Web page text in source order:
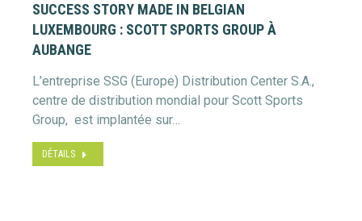
SUCCESS STORY MADE IN BELGIAN
LUXEMBOURG : SCOTT SPORTS GROUP À
AUBANGE
L’entreprise SSG (Europe) Distribution Center S.A.,
centre de distribution mondial pour Scott Sports
Group, est implantée sur…
DÉTAILS